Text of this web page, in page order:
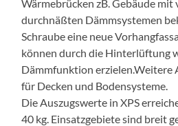
Wärmebrücken zB. Gebäude mit
durchnäßten Dämmsystemen
Schraube eine neue
können durch die Hinterlüftung
Dämmfunktion erzielen.Weitere
für Decken und Bodensysteme.
Die Auszugswerte in XPS
40 kg. Einsatzgebiete sind breit